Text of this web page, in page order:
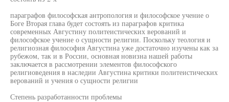
параграфов философская антропология и философское учение о
Боге Вторая глава будет состоять из параграфов критика
современных Августину политеистических верований и
философское учение о сущности религии. Поскольку теология и
религиозная философия Августина уже достаточно изучены как за
рубежом, так и в России, основная новизна нашей работы
заключается в рассмотрении элементов философского
религиоведения в наследии Августина критики политеистических
верований и учения о сущности религии
Степень разработанности проблемы